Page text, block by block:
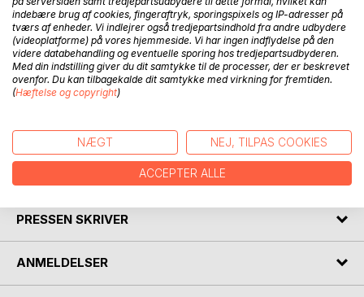
Eddadigt Völuspá - Vølvens Spådom. Hvordan skal vi forstå
kampen mellem guder og jætter, gudernes fald og
menneskenes undergang? Hvad betyder fimbulvinteren og
kommer der noget efter ragnarok? Men forfatteren gør
mere end at beskrive alt dette. I et forsøg på at finde ind til
selve kernen af det nordiske ragnarok, sammenligner han
folketroen, i kristendommen, i keltisk mytologi m.v.
PRESSEN SKRIVER
ANMELDELSER
indebære brug af cookies, fingeraftryk, sporingspixels og IP-adresser på
tværs af enheder. Vi indlejrer også tredjepartsindhold fra andre udbydere
(videoplatforme) på vores hjemmeside. Vi har ingen indflydelse på den
videre databehandling og eventuelle sporing hos tredjepartsudbyderen.
Med din indstilling giver du dit samtykke til de processer, der er beskrevet
ovenfor. Du kan tilbagekalde dit samtykke med virkning for fremtiden.
(Hæftelse og copyright)
NÆGT NEJ, TILPAS COOKIES
ACCEPTER ALLE